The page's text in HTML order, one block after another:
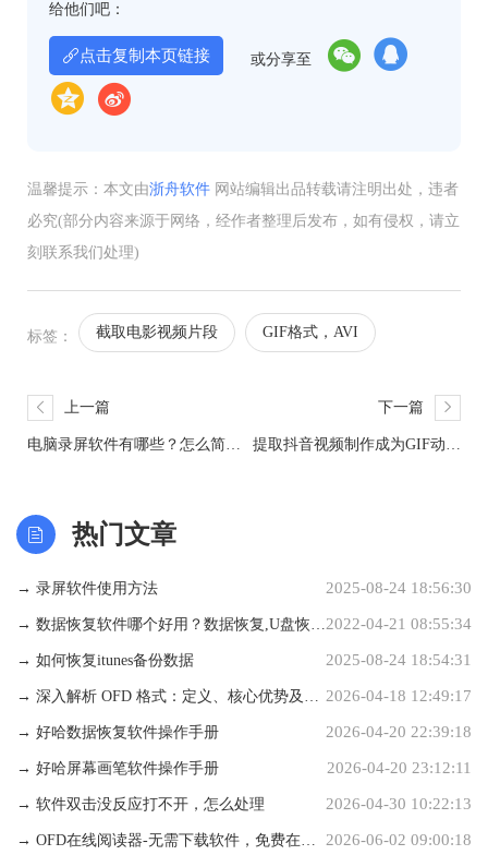
给他们吧：
点击复制本页链接 或分享至
温馨提示：本文由浙舟软件 网站编辑出品转载请注明出处，违者
必究(部分内容来源于网络，经作者整理后发布，如有侵权，请立
刻联系我们处理)
标签： 截取电影视频片段 GIF格式，AVI
上一篇
电脑录屏软件有哪些？怎么简单
下一篇
提取抖音视频制作成为GIF动画
热门文章
→ 录屏软件使用方法 2025-08-24 18:56:30
→ 数据恢复软件哪个好用？数据恢复,U盘恢
复,文件恢复专家
2022-04-21 08:55:34
→ 如何恢复itunes备份数据 2025-08-24 18:54:31
→ 深入解析 OFD 格式：定义、核心优势及应
用场景详解
2026-04-18 12:49:17
→ 好哈数据恢复软件操作手册 2026-04-20 22:39:18
→ 好哈屏幕画笔软件操作手册 2026-04-20 23:12:11
→ 软件双击没反应打不开，怎么处理 2026-04-30 10:22:13
→ OFD在线阅读器-无需下载软件，免费在线 2026-06-02 09:00:18